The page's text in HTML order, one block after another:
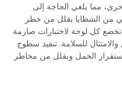
مما يلغي الحاجة إلى
من الشظايا يقلل من خطر
تخضع كل لوحة لاختبارات صارمة
للسلامة. تنفيذ سطوح
الحمل ويقلل من مخاطر